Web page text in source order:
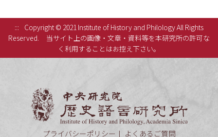
:::
Copyright © 2021 Institute of History and Philology All Rights
Reserved.
当サイト上の画像・文章・資料等を本研究所の許可な
く利用することはお控え下さい。
プライバシーポリシー
よくあるご質問